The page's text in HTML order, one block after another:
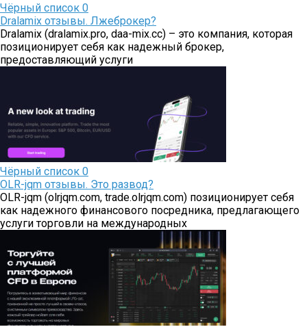
Чёрный список 0
Dralamix отзывы. Лжеброкер?
Dralamix (dralamix.pro, daa-mix.cc) – это компания, которая
позиционирует себя как надежный брокер,
предоставляющий услуги
Чёрный список 0
OLR-jqm отзывы. Это развод?
OLR-jqm (olrjqm.com, trade.olrjqm.com) позиционирует себя
как надежного финансового посредника, предлагающего
услуги торговли на международных